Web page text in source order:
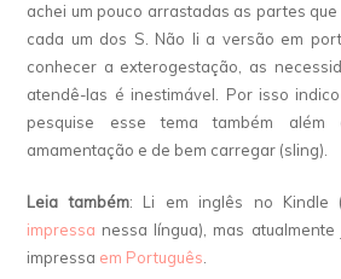
achei um pouco arrastadas as partes
cada um dos S. Não li a versão em
conhecer a exterogestação, as
atendê-las é inestimável. Por isso
pesquise esse tema também
amamentação e de bem carregar (sling).
Leia também: Li em inglês no Kindle
impressa nessa língua), mas
impressa em Português